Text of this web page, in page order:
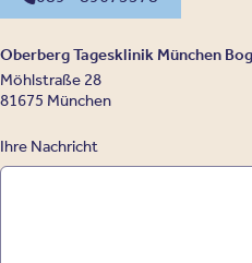
Oberberg Tagesklinik München
Möhlstraße 28
81675 München
Ihre Nachricht